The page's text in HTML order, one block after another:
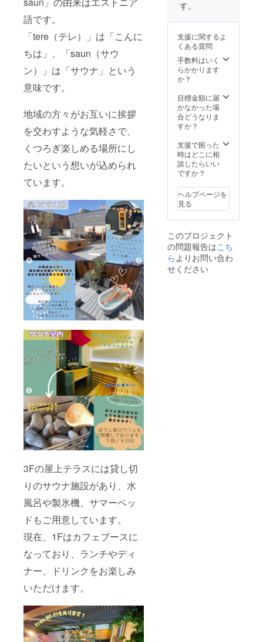
語です。
「tere（テレ）」は「こんに
ちは」、「saun（サウ
ン）」は「サウナ」という
意味です。
地域の方々がお互いに挨拶
を交わすような気軽さで、
くつろぎ楽しめる場所にし
たいという想いが込められ
ています。
3Fの屋上テラスには貸し切
りのサウナ施設があり、水
風呂や製氷機、サマーベッ
ドもご用意しています。
現在、1Fはカフェブースに
なっており、ランチやディ
ナー、ドリンクをお楽しみ
いただけます。
hi/）に
介させ
ていた
だきま
す。
つきま
して
は、ご
メール
にてや
り取り
の上決
しま
す。
発信時
期：
中 回
数：1回
で
にてや
の上決
定いた
しま
す。 ※
2024年
3月末ま
で
す。
支援に関するよ
くある質問
手数料はいく
らかかります
か？
目標金額に届
かなかった場
合どうなりま
すか？
支援で困った
時はどこに相
談したらいい
ですか？
ヘルプページを
見る
このプロジェクト
の問題報告はこち
らよりお問い合わ
せください